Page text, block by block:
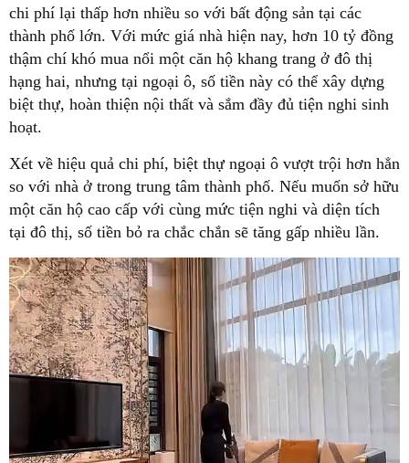
chi phí lại thấp hơn nhiều so với bất động sản tại các
thành phố lớn. Với mức giá nhà hiện nay, hơn 10 tỷ đồng
thậm chí khó mua nổi một căn hộ khang trang ở đô thị
hạng hai, nhưng tại ngoại ô, số tiền này có thể xây dựng
biệt thự, hoàn thiện nội thất và sắm đầy đủ tiện nghi sinh
hoạt.
Xét về hiệu quả chi phí, biệt thự ngoại ô vượt trội hơn hẳn
so với nhà ở trong trung tâm thành phố. Nếu muốn sở hữu
một căn hộ cao cấp với cùng mức tiện nghi và diện tích
tại đô thị, số tiền bỏ ra chắc chắn sẽ tăng gấp nhiều lần.